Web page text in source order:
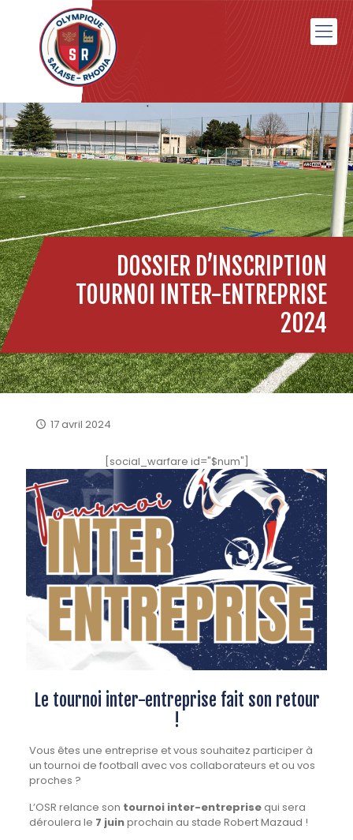
DOSSIER D’INSCRIPTION
TOURNOI INTER-ENTREPRISE
2024
17 avril 2024
[social_warfare id="$num"]
Le tournoi inter-entreprise fait son retour
!
Vous êtes une entreprise et vous souhaitez participer à
un tournoi de football avec vos collaborateurs et ou vos
proches ?
L’OSR relance son tournoi inter-entreprisequi sera
déroulera le 7 juinprochain au stade Robert Mazaud !